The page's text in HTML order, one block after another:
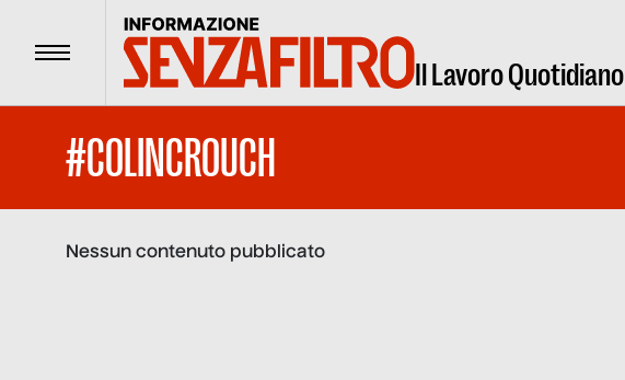
Menu Il Lavoro Quotidiano
#COLINCROUCH
Nessun contenuto pubblicato